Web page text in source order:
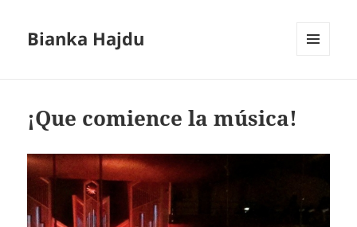
Bianka Hajdu
¡Que comience la música!